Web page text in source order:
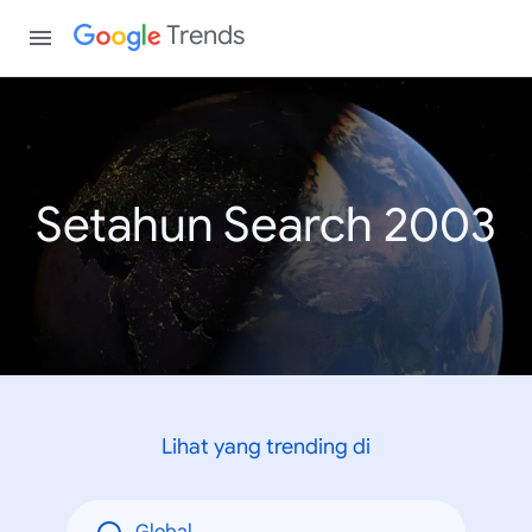
Trends
Setahun Search 2003
Lihat yang trending di